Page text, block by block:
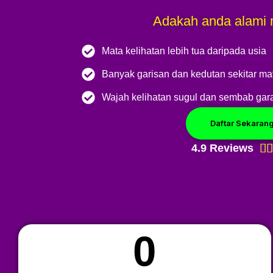
Adakah anda alami
Mata kelihatan lebih tua daripada usia
Banyak garisan dan kedutan sekitar
Wajah kelihatan sugul dan sembab
Daftar Sekarang
4.9 Reviews 
0